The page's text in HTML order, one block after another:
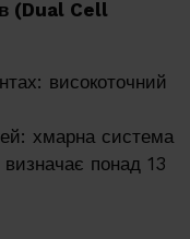
(Dual Cell
високоточний
хмарна система
понад 13